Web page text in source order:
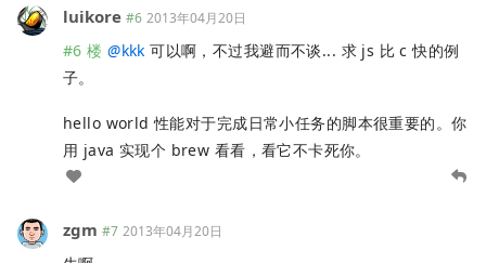
luikore #6 2013年04月20日
#6 楼 @kkk 可以啊，不过我避而不谈... 求 js 比 c 快的例
子。
hello world 性能对于完成日常小任务的脚本很重要的。你
用 java 实现个 brew 看看，看它不卡死你。
zgm #7 2013年04月20日